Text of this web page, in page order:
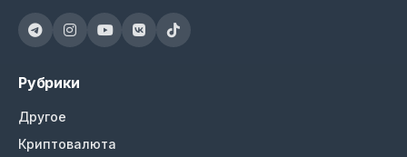
Рубрики
Другое
Криптовалюта